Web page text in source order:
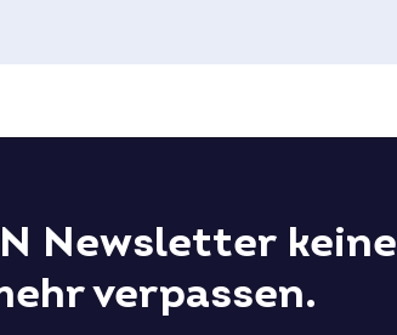
Newsletter keine
verpassen.